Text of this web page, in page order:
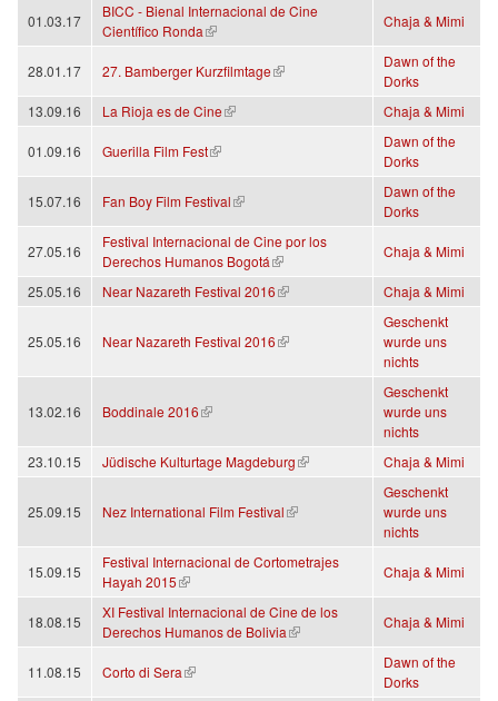
01.03.17
BICC - Bienal Internacional de Cine
Científico Ronda
(link is external)
Chaja & Mimi
28.01.17 27. Bamberger Kurzfilmtage
(link is external)
Dawn of the
Dorks
13.09.16
La Rioja es de Cine
(link is external) Chaja & Mimi
01.09.16 Guerilla Film Fest
(link is external)
Dawn of the
Dorks
15.07.16 Fan Boy Film Festival
(link is external)
Dawn of the
Dorks
27.05.16
Festival Internacional de Cine por los
Derechos Humanos Bogotá
(link is external)
Chaja & Mimi
25.05.16 Near Nazareth Festival 2016
(link is external) Chaja & Mimi
25.05.16 Near Nazareth Festival 2016
(link is external)
Geschenkt
wurde uns
nichts
13.02.16 Boddinale 2016
(link is external)
Geschenkt
wurde uns
nichts
23.10.15
Jüdische Kulturtage Magdeburg
(link is external) Chaja & Mimi
25.09.15 Nez International Film Festival
(link is external)
Geschenkt
wurde uns
nichts
15.09.15
Festival Internacional de Cortometrajes
Hayah 2015
(link is external)
Chaja & Mimi
18.08.15
XI Festival Internacional de Cine de los
Derechos Humanos de Bolivia
(link is external)
Chaja & Mimi
11.08.15 Corto di Sera
(link is external)
Dawn of the
Dorks